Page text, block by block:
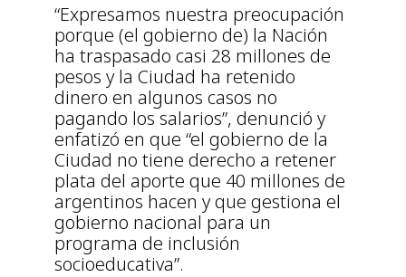
“Expresamos nuestra preocupación
porque (el gobierno de) la Nación
ha traspasado casi 28 millones de
pesos y la Ciudad ha retenido
dinero en algunos casos no
pagando los salarios”, denunció y
enfatizó en que “el gobierno de la
Ciudad no tiene derecho a retener
plata del aporte que 40 millones de
argentinos hacen y que gestiona el
gobierno nacional para un
programa de inclusión
socioeducativa”.